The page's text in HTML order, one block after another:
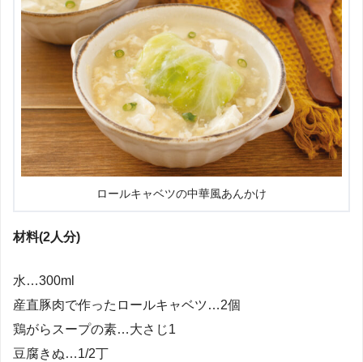
ロールキャベツの中華風あんかけ
材料(2人分)
水…300ml
産直豚肉で作ったロールキャベツ…2個
鶏がらスープの素…大さじ1
豆腐きぬ…1/2丁